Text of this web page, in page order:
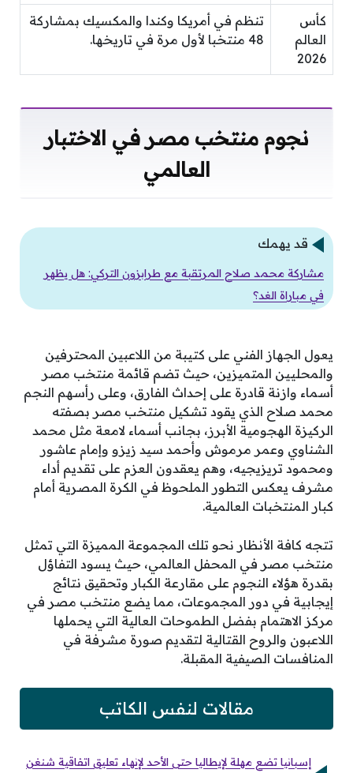
كأس
العالم
2026
تنظم في أمريكا وكندا والمكسيك بمشاركة
48 منتخبا لأول مرة في تاريخها.
نجوم منتخب مصر في الاختبار
العالمي
قد يهمك
مشاركة محمد صلاح المرتقبة مع طرابزون التركي: هل يظهر
في مباراة الغد؟
يعول الجهاز الفني على كتيبة من اللاعبين المحترفين
والمحليين المتميزين، حيث تضم قائمة منتخب مصر
أسماء وازنة قادرة على إحداث الفارق، وعلى رأسهم النجم
محمد صلاح الذي يقود تشكيل منتخب مصر بصفته
الركيزة الهجومية الأبرز، بجانب أسماء لامعة مثل محمد
الشناوي وعمر مرموش وأحمد سيد زيزو وإمام عاشور
ومحمود تريزيجيه، وهم يعقدون العزم على تقديم أداء
مشرف يعكس التطور الملحوظ في الكرة المصرية أمام
كبار المنتخبات العالمية.
تتجه كافة الأنظار نحو تلك المجموعة المميزة التي تمثل
منتخب مصر في المحفل العالمي، حيث يسود التفاؤل
بقدرة هؤلاء النجوم على مقارعة الكبار وتحقيق نتائج
إيجابية في دور المجموعات، مما يضع منتخب مصر في
مركز الاهتمام بفضل الطموحات العالية التي يحملها
اللاعبون والروح القتالية لتقديم صورة مشرفة في
المنافسات الصيفية المقبلة.
مقالات لنفس الكاتب
إسبانيا تضع مهلة لإيطاليا حتى الأحد لإنهاء تعليق اتفاقية شنغن